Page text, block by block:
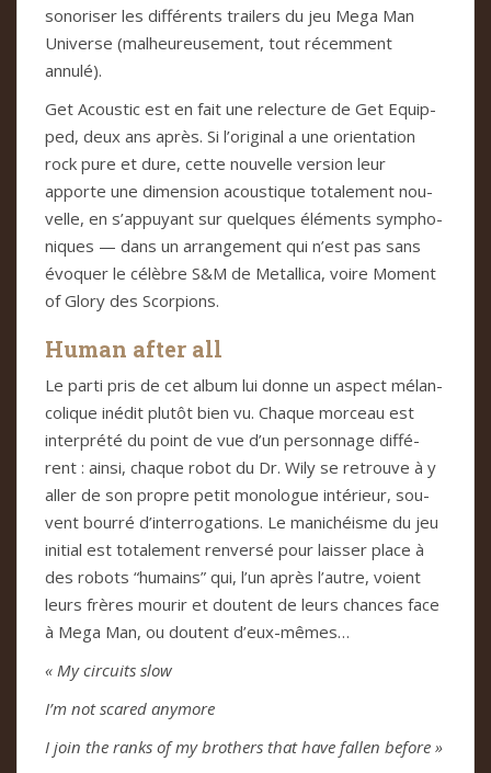
sono­ri­ser les dif­fé­rents trai­lers du jeu Mega Man
Uni­verse (mal­heu­reu­se­ment, tout récem­ment
annulé).
Get Acous­tic est en fait une relec­ture de Get Equip­
ped, deux ans après. Si l’ori­gi­nal a une orien­ta­tion
rock pure et dure, cette nou­velle ver­sion leur
apporte une dimen­sion acous­ti­que tota­le­ment nou­
velle, en s’appuyant sur quel­ques élé­ments sym­pho­
ni­ques — dans un arran­ge­ment qui n’est pas sans
évo­quer le célè­bre S&M de Metal­lica, voire Moment
of Glory des Scor­pions.
Human after all
Le parti pris de cet album lui donne un aspect mélan­
co­li­que iné­dit plu­tôt bien vu. Cha­que mor­ceau est
inter­prété du point de vue d’un per­son­nage dif­fé­
rent : ainsi, cha­que robot du Dr. Wily se retrouve à y
aller de son pro­pre petit mono­lo­gue inté­rieur, sou­
vent bourré d’inter­ro­ga­tions. Le mani­chéisme du jeu
ini­tial est tota­le­ment ren­versé pour lais­ser place à
des robots “humains” qui, l’un après l’autre, voient
leurs frè­res mou­rir et dou­tent de leurs chan­ces face
à Mega Man, ou dou­tent d’eux-mêmes…
« My cir­cuits slow
I’m not sca­red any­more
I join the ranks of my bro­thers that have fal­len before »